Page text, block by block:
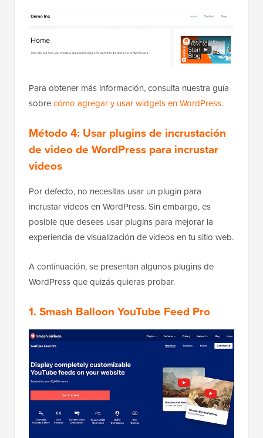
Para obtener más información, consulta nuestra guía
sobrecómo agregar y usar widgets en WordPress.
Método 4: Usar plugins de incrustación
de video de WordPress para incrustar
videos
Por defecto, no necesitas usar un plugin para
incrustar videos en WordPress. Sin embargo, es
posible que desees usar plugins para mejorar la
experiencia de visualización de videos en tu sitio web.
A continuación, se presentan algunos plugins de
WordPress que quizás quieras probar.
1. Smash Balloon YouTube Feed Pro